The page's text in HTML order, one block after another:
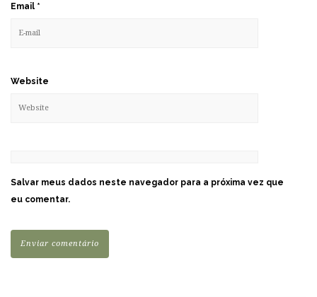
Email *
Website
Salvar meus dados neste navegador para a próxima vez que
eu comentar.